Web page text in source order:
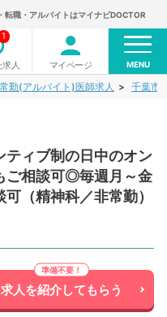
転職・アルバイトはマイナビDOCTOR
求人
1
マイページ MENU
勤(アルバイト)医師求人 千葉市
ティブ制の日中のオン
ご相談可◎毎週月～金
（精神科／非常勤）
求人を紹介してもらう